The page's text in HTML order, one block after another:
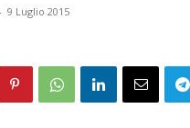
9 Luglio 2015